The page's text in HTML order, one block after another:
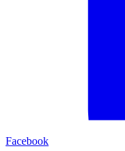
Facebook